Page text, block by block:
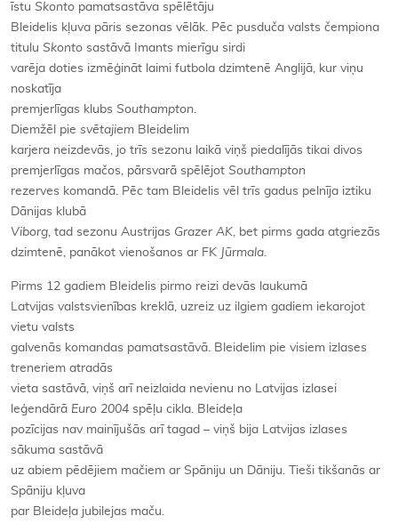
īstu Skonto pamatsastāva spēlētāju
Bleidelis kļuva pāris sezonas vēlāk. Pēc pusduča valsts čempiona
titulu Skonto sastāvā Imants mierīgu sirdi
varēja doties izmēģināt laimi futbola dzimtenē Anglijā, kur viņu
noskatīja
premjerlīgas klubs Southampton.
Diemžēl pie svētajiem Bleidelim
karjera neizdevās, jo trīs sezonu laikā viņš piedalījās tikai divos
premjerlīgas mačos, pārsvarā spēlējot Southampton
rezerves komandā. Pēc tam Bleidelis vēl trīs gadus pelnīja iztiku
Dānijas klubā
Viborg, tad sezonu Austrijas Grazer AK, bet pirms gada atgriezās
dzimtenē, panākot vienošanos ar FK Jūrmala.
Pirms 12 gadiem Bleidelis pirmo reizi devās laukumā
Latvijas valstsvienības kreklā, uzreiz uz ilgiem gadiem iekarojot
vietu valsts
galvenās komandas pamatsastāvā. Bleidelim pie visiem izlases
treneriem atradās
vieta sastāvā, viņš arī neizlaida nevienu no Latvijas izlasei
leģendārā Euro 2004 spēļu cikla. Bleideļa
pozīcijas nav mainījušās arī tagad – viņš bija Latvijas izlases
sākuma sastāvā
uz abiem pēdējiem mačiem ar Spāniju un Dāniju. Tieši tikšanās ar
Spāniju kļuva
par Bleideļa jubilejas maču.